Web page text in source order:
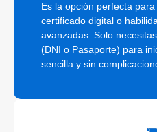
Es la opción perfecta
certificado digital o
avanzadas. Solo
(DNI o Pasaporte) para
sencilla y sin